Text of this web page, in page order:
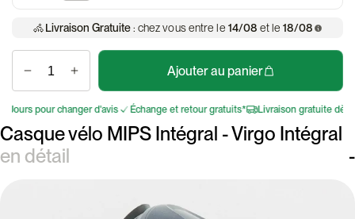
Livraison Gratuite: chez vous entre le 14/08 et le 18/08
Ajouter au panier
pour changer d'avis Échange et retour gratuits* Livraison gratuite dès 75€
Casque vélo MIPS Intégral - Virgo Intégral
en détail